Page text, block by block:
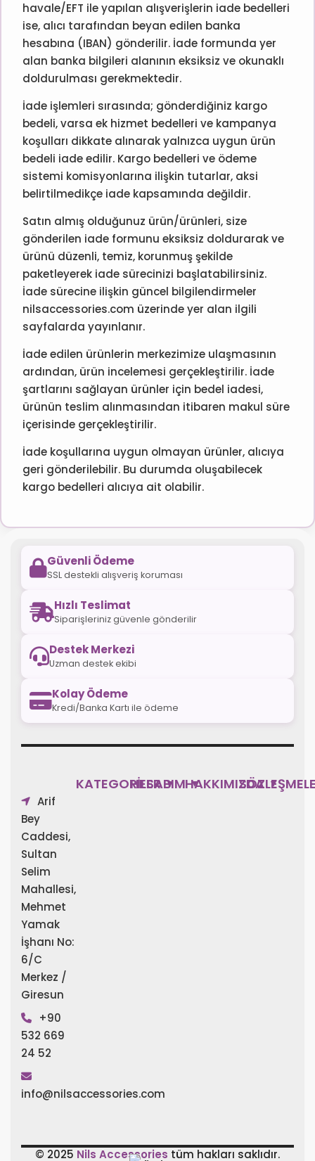
havale/EFT ile yapılan alışverişlerin iade bedelleri
ise, alıcı tarafından beyan edilen banka
hesabına (IBAN) gönderilir. İade formunda yer
alan banka bilgileri alanının eksiksiz ve okunaklı
doldurulması gerekmektedir.
İade işlemleri sırasında; gönderdiğiniz kargo
bedeli, varsa ek hizmet bedelleri ve kampanya
koşulları dikkate alınarak yalnızca uygun ürün
bedeli iade edilir. Kargo bedelleri ve ödeme
sistemi komisyonlarına ilişkin tutarlar, aksi
belirtilmedikçe iade kapsamında değildir.
Satın almış olduğunuz ürün/ürünleri, size
gönderilen iade formunu eksiksiz doldurarak ve
ürünü düzenli, temiz, korunmuş şekilde
paketleyerek iade sürecinizi başlatabilirsiniz.
İade sürecine ilişkin güncel bilgilendirmeler
nilsaccessories.com üzerinde yer alan ilgili
sayfalarda yayınlanır.
İade edilen ürünlerin merkezimize ulaşmasının
ardından, ürün incelemesi gerçekleştirilir. İade
şartlarını sağlayan ürünler için bedel iadesi,
ürünün teslim alınmasından itibaren makul süre
içerisinde gerçekleştirilir.
İade koşullarına uygun olmayan ürünler, alıcıya
geri gönderilebilir. Bu durumda oluşabilecek
kargo bedelleri alıcıya ait olabilir.
Güvenli Ödeme
SSL destekli alışveriş koruması
Hızlı Teslimat
Siparişleriniz güvenle gönderilir
Destek Merkezi
Uzman destek ekibi
Kolay Ödeme
Kredi/Banka Kartı ile ödeme
Arif
Bey
Caddesi,
Sultan
Selim
Mahallesi,
Mehmet
Yamak
İşhanı No:
6/C
Merkez /
Giresun
+90
532 669
24 52
info@nilsaccessories.com
KATEGORİLER ▼
HESABIM ▼
HAKKIMIZDA ▼
© 2025 Nils Accessories tüm hakları saklıdır.